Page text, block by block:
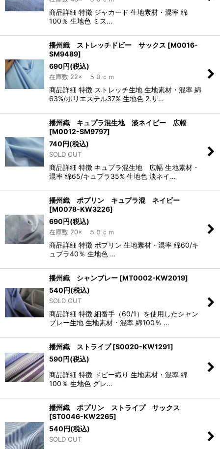
商品詳細 特徴 ジャカード 生地素材・混率 綿
100％ 生地色 ミス…
播州織 ストレッチドビー サックス [M0016-
SM9489]
690円(税込)
在庫数 22× ５０ｃｍ
商品詳細 特徴 ストレッチ生地 生地素材・混率 綿
63%/ポリエステル37% 生地色 2.サ…
播州織 キュプラ混生地 淡ネイビー 広幅
[M0012-SM9797]
740円(税込)
SOLD OUT
商品詳細 特徴 キュプラ混生地 広幅 生地素材・
混率 綿65/キュプラ35% 生地色 淡ネイ…
播州織 ポプリン キュプラ混 ネイビー
[M0078-KW3226]
690円(税込)
在庫数 20× ５０ｃｍ
商品詳細 特徴 ポプリン 生地素材・混率 綿60/キ
ュプラ40％ 生地色 …
播州織 シャンブレー [MT0002-KW2019]
540円(税込)
SOLD OUT
商品詳細 特徴 細番手（60/1）を使用したシャン
ブレー生地 生地素材・混率 綿100％ …
播州織 ストライプ [S0020-KW1291]
590円(税込)
商品詳細 特徴 ドビー織り 生地素材・混率 綿
100％ 生地色 グレ…
播州織 ポプリン ストライプ サックス
[ST0046-KW2265]
540円(税込)
SOLD OUT